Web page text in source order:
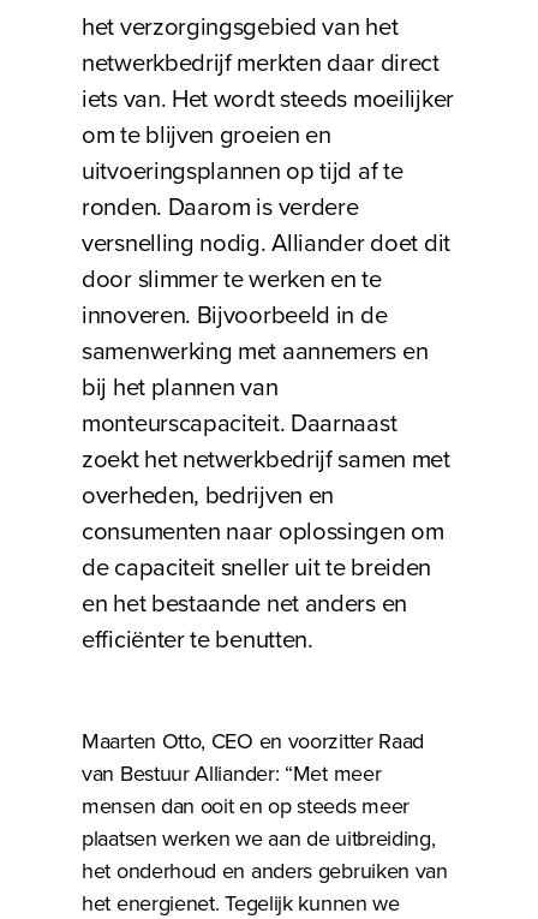
het verzorgingsgebied van het
netwerkbedrijf merkten daar direct
iets van. Het wordt steeds moeilijker
om te blijven groeien en
uitvoeringsplannen op tijd af te
ronden. Daarom is verdere
versnelling nodig. Alliander doet dit
door slimmer te werken en te
innoveren. Bijvoorbeeld in de
samenwerking met aannemers en
bij het plannen van
monteurscapaciteit. Daarnaast
zoekt het netwerkbedrijf samen met
overheden, bedrijven en
consumenten naar oplossingen om
de capaciteit sneller uit te breiden
en het bestaande net anders en
efficiënter te benutten.
Maarten Otto, CEO en voorzitter Raad
van Bestuur Alliander: “Met meer
mensen dan ooit en op steeds meer
plaatsen werken we aan de uitbreiding,
het onderhoud en anders gebruiken van
het energienet. Tegelijk kunnen we